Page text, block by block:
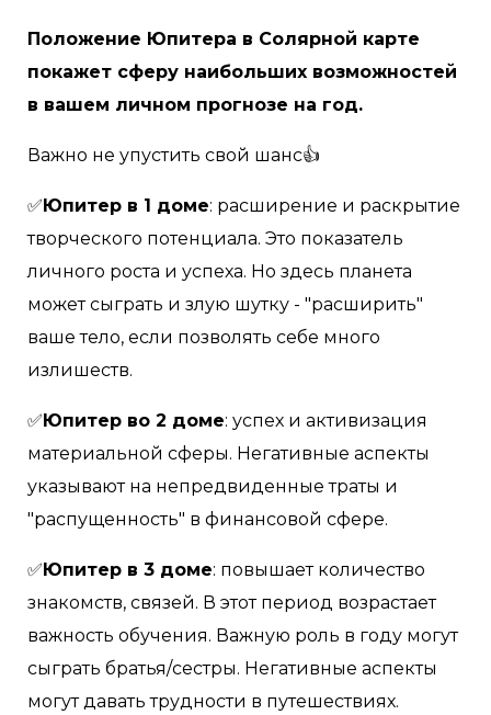
Положение Юпитера в Солярной карте
покажет сферу наибольших возможностей
в вашем личном прогнозе на год.
Важно не упустить свой шанс👍
✅Юпитер в 1 доме: расширение и раскрытие
творческого потенциала. Это показатель
личного роста и успеха. Но здесь планета
может сыграть и злую шутку - "расширить"
ваше тело, если позволять себе много
излишеств.
✅Юпитер во 2 доме: успех и активизация
материальной сферы. Негативные аспекты
указывают на непредвиденные траты и
"распущенность" в финансовой сфере.
✅Юпитер в 3 доме: повышает количество
знакомств, связей. В этот период возрастает
важность обучения. Важную роль в году могут
сыграть братья/сестры. Негативные аспекты
могут давать трудности в путешествиях.